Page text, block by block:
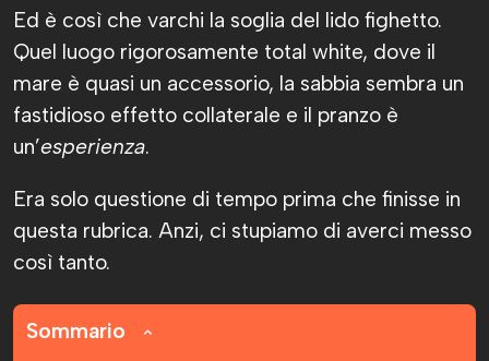
Ed è così che varchi la soglia del lido fighetto.
Quel luogo rigorosamente total white, dove il
mare è quasi un accessorio, la sabbia sembra un
fastidioso effetto collaterale e il pranzo è
un’esperienza.
Era solo questione di tempo prima che finisse in
questa rubrica. Anzi, ci stupiamo di averci messo
così tanto.
Sommario